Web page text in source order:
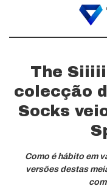
The
colecção
Socks
Como é hábito em
versões destas